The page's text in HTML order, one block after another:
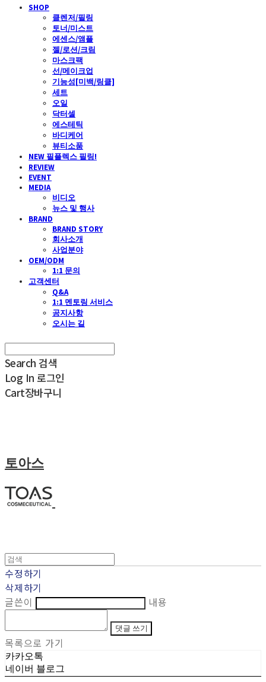
SHOP
클렌저/필링
토너/미스트
에센스/앰플
젤/로션/크림
마스크팩
선/메이크업
기능성[미백/링클]
세트
오일
닥터셀
에스테틱
바디케어
뷰티소품
NEW 필플렉스 필링!
REVIEW
EVENT
MEDIA
비디오
뉴스 및 행사
BRAND
BRAND STORY
회사소개
사업분야
OEM/ODM
1:1 문의
고객센터
Q&A
1:1 멘토링 서비스
공지사항
오시는 길
Search 검색
Log In 로그인
Cart장바구니
토아스
수정하기
삭제하기
글쓴이
내용
댓글 쓰기
목록으로 가기
카카오톡
네이버 블로그